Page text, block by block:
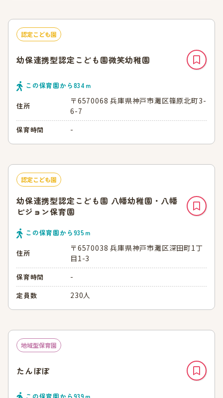
認定こども園
幼保連携型認定こども園微笑幼稚園
この保育園から834 ｍ
住所
〒6570068 兵庫県神戸市灘区篠原北町3-
6-7
保育時間 -
認定こども園
幼保連携型認定こども園 八幡幼稚園・八幡
ピジョン保育園
この保育園から935ｍ
住所
〒6570038 兵庫県神戸市灘区深田町1丁
目1-3
保育時間 -
定員数 230人
地域型保育園
たんぽぽ